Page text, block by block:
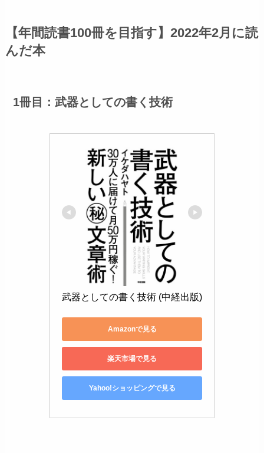
【年間読書100冊を目指す】2022年2月に読
んだ本
1冊目：武器としての書く技術
武器としての書く技術 (中経出版)
Amazonで見る
楽天市場で見る
Yahoo!ショッピングで見る